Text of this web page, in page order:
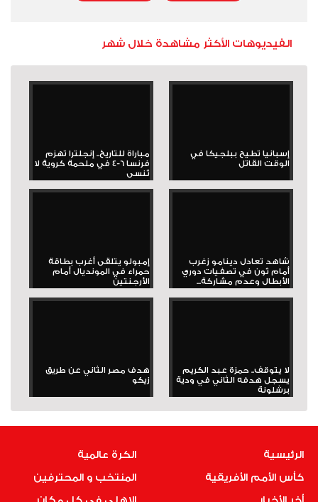
الفيديوهات الأكثر مشاهدة خلال شهر
إسبانيا تطيح ببلجيكا في
الوقت القاتل
مباراة للتاريخ.. إنجلترا تهزم
فرنسا 6-4 في ملحمة كروية لا
تُنسى
شاهد تعادل دينامو زغرب
أمام ثون في تصفيات دوري
الأبطال وعدم مشاركة...
إمبولو يتلقى أغرب بطاقة
حمراء في المونديال أمام
الأرجنتين
لا يتوقف.. حمزة عبد الكريم
يسجل هدفه الثاني في ودية
برشلونة
هدف مصر الثاني عن طريق
زيكو
الرئيسية
كأس الأمم الأفريقية
الكرة عالمية
المنتخب و المحترفين